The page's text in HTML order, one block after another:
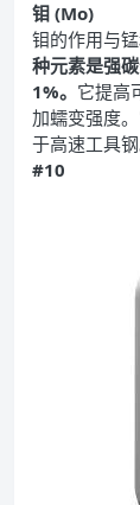
钼 (Mo)
钼的作用与
种元素是强
1%。 它提高
加蠕变强度
于高速工具钢
#10